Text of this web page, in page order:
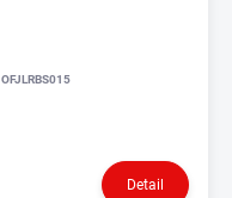
OFJLRBS015
Detail